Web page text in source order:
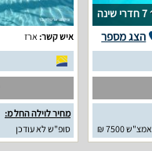
7 חדרי שינה
הצג מספר
אמצ"ש 7500 ₪
איש קשר: ארז
מחיר לוילה החל מ:
סופ"ש לא עודכן